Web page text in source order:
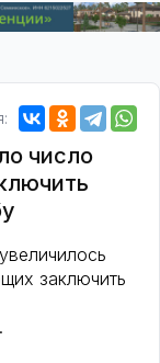
число
заключить